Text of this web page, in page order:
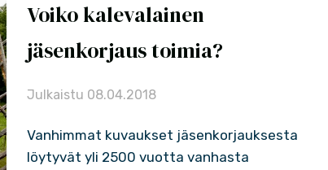
Voiko kalevalainen
jäsenkorjaus toimia?
Julkaistu 08.04.2018
Vanhimmat kuvaukset jäsenkorjauksesta
löytyvät yli 2500 vuotta vanhasta